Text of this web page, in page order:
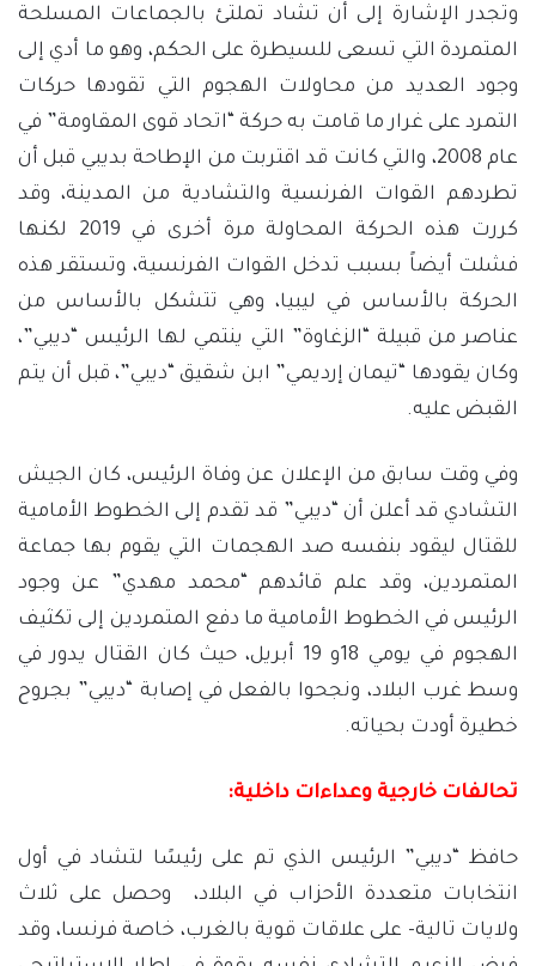
وتجدر الإشارة إلى أن تشاد تملتئ بالجماعات المسلحة
المتمردة التي تسعى للسيطرة على الحكم، وهو ما أدي إلى
وجود العديد من محاولات الهجوم التي تقودها حركات
التمرد على غرار ما قامت به حركة “اتحاد قوى المقاومة” في
عام 2008، والتي كانت قد اقتربت من الإطاحة بديبي قبل أن
تطردهم القوات الفرنسية والتشادية من المدينة، وقد
كررت هذه الحركة المحاولة مرة أخرى في 2019 لكنها
فشلت أيضاً بسبب تدخل القوات الفرنسية، وتستقر هذه
الحركة بالأساس في ليبيا، وهي تتشكل بالأساس من
عناصر من قبيلة “الزغاوة” التي ينتمي لها الرئيس “ديبي”،
وكان يقودها “تيمان إرديمي” ابن شقيق “ديبي”، قبل أن يتم
القبض عليه.
وفي وقت سابق من الإعلان عن وفاة الرئيس، كان الجيش
التشادي قد أعلن أن “ديبي” قد تقدم إلى الخطوط الأمامية
للقتال ليقود بنفسه صد الهجمات التي يقوم بها جماعة
المتمردين، وقد علم قائدهم “محمد مهدي” عن وجود
الرئيس في الخطوط الأمامية ما دفع المتمردين إلى تكثيف
الهجوم في يومي 18و 19 أبريل، حيث كان القتال يدور في
وسط غرب البلاد، ونجحوا بالفعل في إصابة “ديبي” بجروح
خطيرة أودت بحياته.
تحالفات خارجية وعداءات داخلية:
حافظ “ديبي” الرئيس الذي تم على رئيسًا لتشاد في أول
انتخابات متعددة الأحزاب في البلاد، وحصل على ثلاث
ولايات تالية- على علاقات قوية بالغرب، خاصة فرنسا، وقد